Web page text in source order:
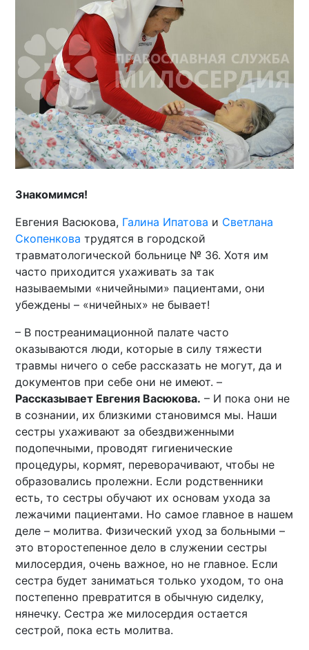
Знакомимся!
Евгения Васюкова, Галина Ипатова и Светлана
Скопенкова трудятся в городской
травматологической больнице № 36. Хотя им
часто приходится ухаживать за так
называемыми «ничейными» пациентами, они
убеждены – «ничейных» не бывает!
– В постреанимационной палате часто
оказываются люди, которые в силу тяжести
травмы ничего о себе рассказать не могут, да и
документов при себе они не имеют. –
Рассказывает Евгения Васюкова. – И пока они не
в сознании, их близкими становимся мы. Наши
сестры ухаживают за обездвиженными
подопечными, проводят гигиенические
процедуры, кормят, переворачивают, чтобы не
образовались пролежни. Если родственники
есть, то сестры обучают их основам ухода за
лежачими пациентами. Но самое главное в нашем
деле – молитва. Физический уход за больными –
это второстепенное дело в служении сестры
милосердия, очень важное, но не главное. Если
сестра будет заниматься только уходом, то она
постепенно превратится в обычную сиделку,
нянечку. Сестра же милосердия остается
сестрой, пока есть молитва.